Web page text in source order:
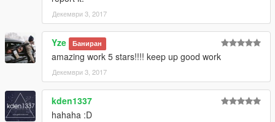
Декември 3, 2017
Yze Баниран
amazing work 5 stars!!!! keep up good work
Декември 3, 2017
kden1337
hahaha :D